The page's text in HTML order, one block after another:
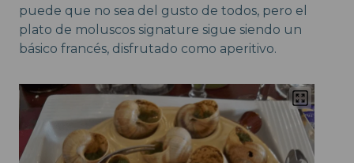
puede que no sea del gusto de todos, pero el
plato de moluscos signature sigue siendo un
básico francés, disfrutado como aperitivo.